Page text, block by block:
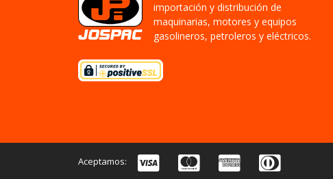
importación y distribución de
maquinarias, motores y equipos
gasolineros, petroleros y eléctricos.
Aceptamos: